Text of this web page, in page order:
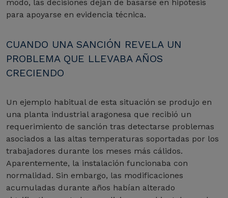
modo, las decisiones dejan de basarse en hipótesis
para apoyarse en evidencia técnica.
CUANDO UNA SANCIÓN REVELA UN
PROBLEMA QUE LLEVABA AÑOS
CRECIENDO
Un ejemplo habitual de esta situación se produjo en
una planta industrial aragonesa que recibió un
requerimiento de sanción tras detectarse problemas
asociados a las altas temperaturas soportadas por los
trabajadores durante los meses más cálidos.
Aparentemente, la instalación funcionaba con
normalidad. Sin embargo, las modificaciones
acumuladas durante años habían alterado